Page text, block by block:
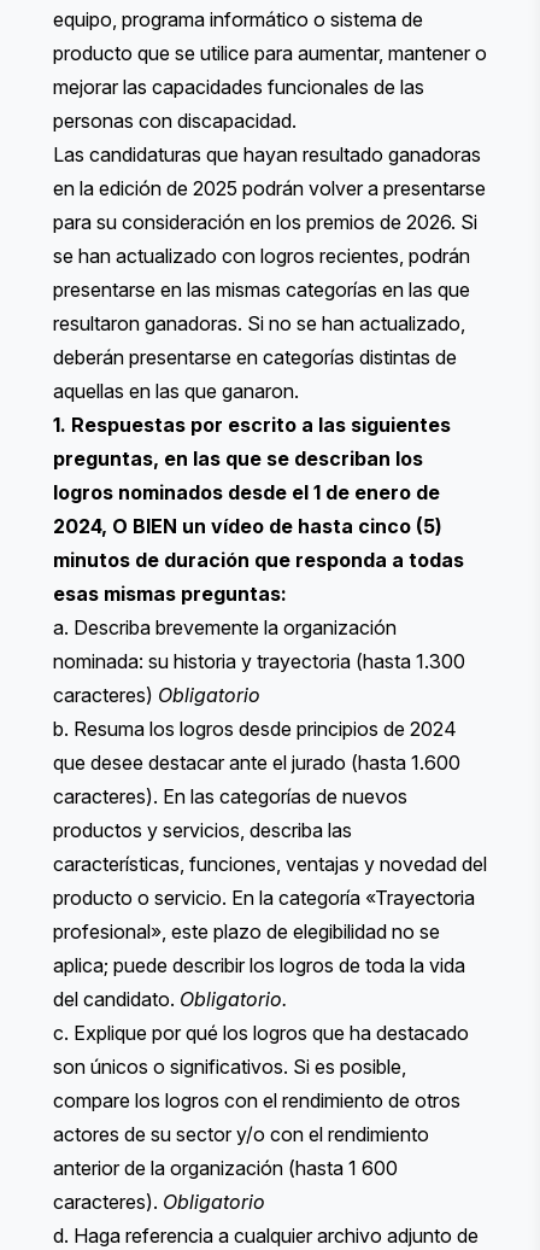
equipo, programa informático o sistema de
producto que se utilice para aumentar, mantener o
mejorar las capacidades funcionales de las
personas con discapacidad.
Las candidaturas que hayan resultado ganadoras
en la edición de 2025 podrán volver a presentarse
para su consideración en los premios de 2026. Si
se han actualizado con logros recientes, podrán
presentarse en las mismas categorías en las que
resultaron ganadoras. Si no se han actualizado,
deberán presentarse en categorías distintas de
aquellas en las que ganaron.
1. Respuestas por escrito a las siguientes
preguntas, en las que se describan los
logros nominados desde el 1 de enero de
2024, O BIEN un vídeo de hasta cinco (5)
minutos de duración que responda a todas
esas mismas preguntas:
a. Describa brevemente la organización
nominada: su historia y trayectoria (hasta 1.300
caracteres) Obligatorio
b. Resuma los logros desde principios de 2024
que desee destacar ante el jurado (hasta 1.600
caracteres). ​​En las categorías de nuevos
productos y servicios, describa las
características, funciones, ventajas y novedad del
producto o servicio. En la categoría «Trayectoria
profesional», este plazo de elegibilidad no se
aplica; puede describir los logros de toda la vida
del candidato. Obligatorio.
c. Explique por qué los logros que ha destacado
son únicos o significativos. Si es posible,
compare los logros con el rendimiento de otros
actores de su sector y/o con el rendimiento
anterior de la organización (hasta 1 600
caracteres). Obligatorio
d. Haga referencia a cualquier archivo adjunto de